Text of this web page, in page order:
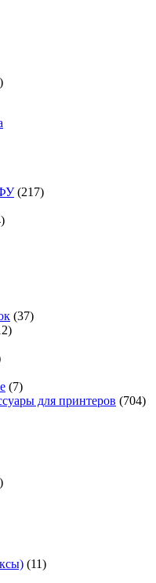
(217)
(37)
(7)
для принтеров (704)
(11)